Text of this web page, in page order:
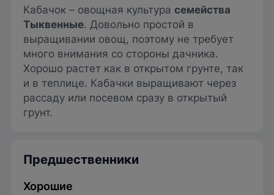
Кабачок – овощная культура семейства
Тыквенные. Довольно простой в
выращивании овощ, поэтому не требует
много внимания со стороны дачника.
Хорошо растет как в открытом грунте, так
и в теплице. Кабачки выращивают через
рассаду или посевом сразу в открытый
грунт.
Предшественники
Хорошие